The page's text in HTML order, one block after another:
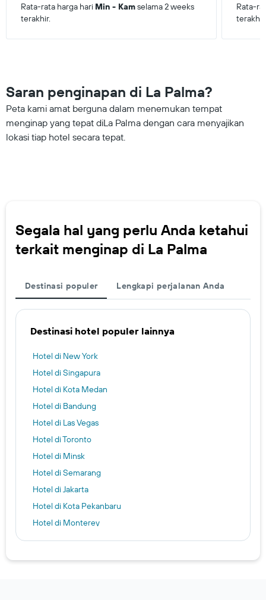
Rata-rata harga hari Min - Kamselama 2 weeks
terakhir.
Rata-
terakhir.
Saran penginapan di La Palma?
Peta kami amat berguna dalam menemukan tempat
menginap yang tepat diLa Palma dengan cara menyajikan
lokasi tiap hotel secara tepat.
Segala hal yang perlu Anda ketahui
terkait menginap di La Palma
Destinasi populer Lengkapi perjalanan Anda
Destinasi hotel populer lainnya
Hotel di New York
Hotel di Singapura
Hotel di Kota Medan
Hotel di Bandung
Hotel di Las Vegas
Hotel di Toronto
Hotel di Minsk
Hotel di Semarang
Hotel di Jakarta
Hotel di Kota Pekanbaru
Hotel di Monterey
Hotel di Vancouver